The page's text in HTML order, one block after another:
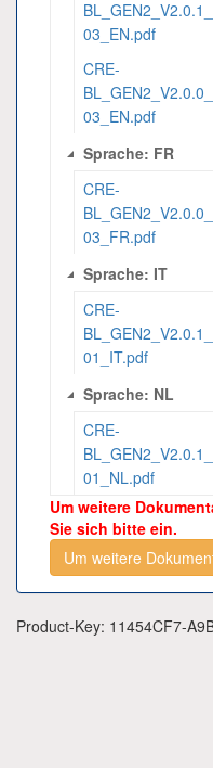
03_EN.pdf
CRE-
03_EN.pdf
Sprache: FR
CRE-
03_FR.pdf
Sprache: IT
CRE-
01_IT.pdf
Sprache: NL
CRE-
01_NL.pdf
Um weitere
Sie sich bitte ein.
Um weitere
Product-Key: 11454CF7-